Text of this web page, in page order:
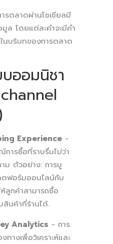
รตลาดผ่านโซเชียลมี
มูล โดยแต่ละคำจะมีคำ
นบริบทของการตลาด
ออมนิชา
Experience -
การซื้อที่ราบรื่นไม่ว่า
ม ตัวอย่าง: การบู
ตฟอร์มออนไลน์กับ
ลูกค้าสามารถซื้อ
สินค้าที่ร้านได้.
Analytics - การ
างเพื่อวิเคราะห์และ